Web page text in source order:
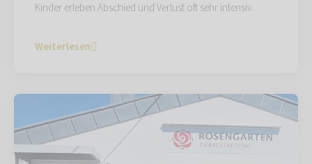
Kinder erleben Abschied und Verlust oft sehr intensiv.
Weiterlesen